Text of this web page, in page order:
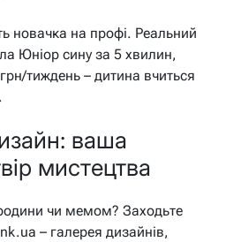
новачка на профі. Реальний
Юніор сину за 5 хвилин,
тиждень – дитина вчиться
ваша
мистецтва
чи мемом? Заходьте
– галерея дизайнів,